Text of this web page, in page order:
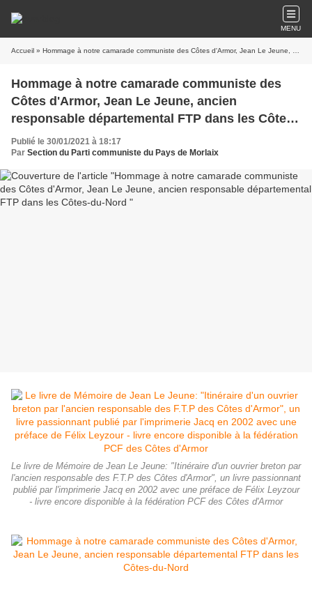
MENU
Accueil » Hommage à notre camarade communiste des Côtes d'Armor, Jean Le Jeune, ancien responsable départemental FTP dans les Côtes-du-Nord
Hommage à notre camarade communiste des
Côtes d'Armor, Jean Le Jeune, ancien
responsable départemental FTP dans les Côtes-
du-Nord
Publié le 30/01/2021 à 18:17
Par Section du Parti communiste du Pays de Morlaix
Le livre de Mémoire de Jean Le Jeune: "Itinéraire d'un ouvrier breton par
l'ancien responsable des F.T.P des Côtes d'Armor", un livre passionnant
publié par l'imprimerie Jacq en 2002 avec une préface de Félix Leyzour
- livre encore disponible à la fédération PCF des Côtes d'Armor